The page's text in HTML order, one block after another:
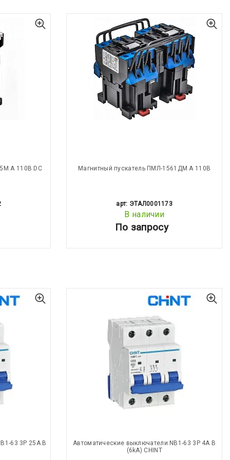
А 110В DC Магнитный пускатель ПМЛ-1561ДМ А 110В
арт: ЭТАЛ0001173
В наличии
По запросу
63 3P 25A В
Автоматические выключатели NB1-63 3P 4A В
(6kA) CHINT